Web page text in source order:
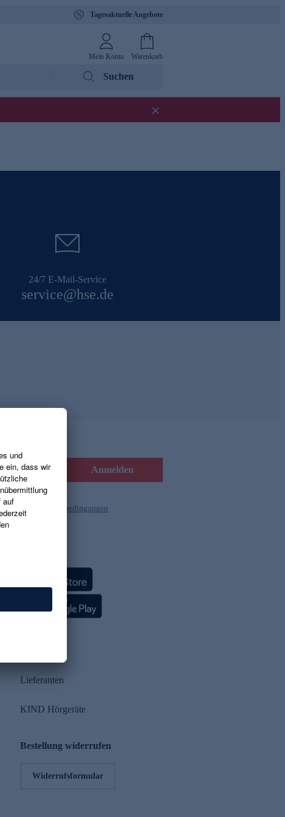
Tagesaktuelle Angebote
Mein Konto Warenkorb
Suchen
24/7 E-Mail-Service
service@hse.de
Anmelden
und die Gutscheinbedingungen
Lieferanten
KIND Hörgeräte
Bestellung widerrufen
Widerrufsformular